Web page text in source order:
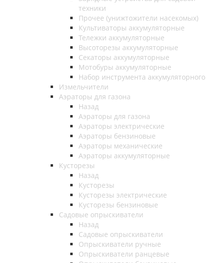
техники
Прочее (унижтожители насекомых)
Культиваторы аккумуляторные
Тележки аккумуляторные
Высоторезы аккумуляторные
Секаторы аккумуляторные
Мотобуры аккумуляторные
Набор инструмента аккумуляторного
Измельчители
Аэраторы для газона
Назад
Аэраторы для газона
Аэраторы электрические
Аэраторы бензиновые
Аэраторы механические
Аэраторы аккумуляторные
Кусторезы
Назад
Кусторезы
Кусторезы электрические
Кусторезы бензиновые
Садовые опрыскиватели
Назад
Садовые опрыскиватели
Опрыскиватели ручные
Опрыскиватели ранцевые